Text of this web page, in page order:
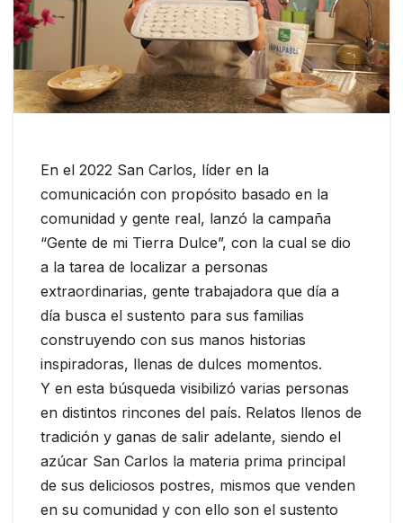
En el 2022 San Carlos, líder en la
comunicación con propósito basado en la
comunidad y gente real, lanzó la campaña
“Gente de mi Tierra Dulce”, con la cual se dio
a la tarea de localizar a personas
extraordinarias, gente trabajadora que día a
día busca el sustento para sus familias
construyendo con sus manos historias
inspiradoras, llenas de dulces momentos.
Y en esta búsqueda visibilizó varias personas
en distintos rincones del país. Relatos llenos de
tradición y ganas de salir adelante, siendo el
azúcar San Carlos la materia prima principal
de sus deliciosos postres, mismos que venden
en su comunidad y con ello son el sustento